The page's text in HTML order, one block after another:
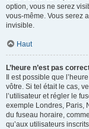
option, vous ne serez
vous-même. Vous serez
invisible.
Haut
L’heure n’est pas
Il est possible que
vôtre. Si tel était le cas,
l’utilisateur et régler le
exemple Londres, Paris,
du fuseau horaire,
qu’aux utilisateurs